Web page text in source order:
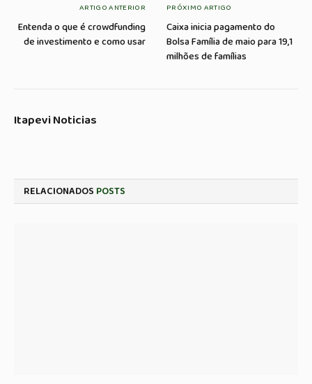
ARTIGO ANTERIOR
Entenda o que é crowdfunding
de investimento e como usar
PRÓXIMO ARTIGO
Caixa inicia pagamento do
Bolsa Família de maio para 19,1
milhões de famílias
Itapevi Noticias
RELACIONADOS POSTS